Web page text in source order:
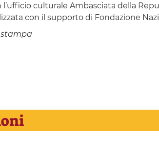
culturale Ambasciata della
con il supporto di Fondazione